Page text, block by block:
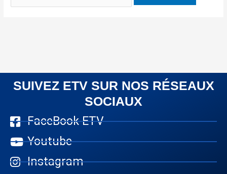
SUIVEZ ETV SUR NOS RÉSEAUX
SOCIAUX
FaceBook ETV
Youtube
Instagram